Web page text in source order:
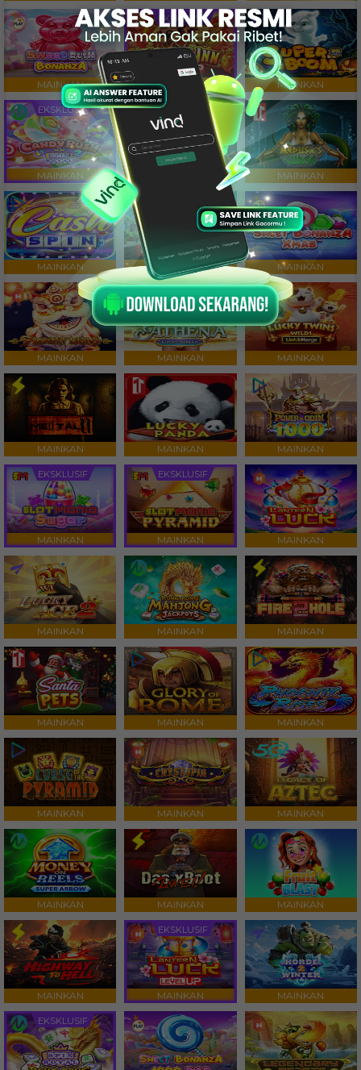
MAINKAN
EKSKLUSIF
MAINKAN MAINKAN
EKSKLUSIF
MAINKAN MAINKAN
MAINKAN MAINKAN MAINKAN
MAINKAN MAINKAN MAINKAN
MAINKAN MAINKAN MAINKAN
EKSKLUSIF
MAINKAN
EKSKLUSIF
MAINKAN MAINKAN
MAINKAN MAINKAN MAINKAN
MAINKAN MAINKAN MAINKAN
MAINKAN MAINKAN MAINKAN
MAINKAN MAINKAN MAINKAN
MAINKAN
EKSKLUSIF
MAINKAN MAINKAN
EKSKLUSIF